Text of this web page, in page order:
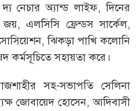
নেচার অ্যান্ড লাইফ, দিনের
এলসিসি ফ্রেন্ডস সার্কেল,
ঝিকড়া পাখি কলোনি
কর্মসূচিতে সহায়তা করে।
সহ-সভাপতি সেলিনা
জোবায়েদ হোসেন, আদিবাসী